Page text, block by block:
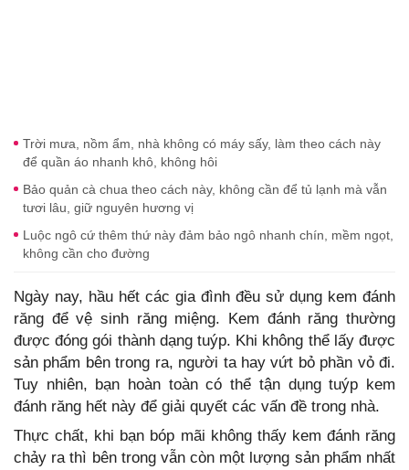
Trời mưa, nồm ẩm, nhà không có máy sấy, làm theo cách này
để quần áo nhanh khô, không hôi
Bảo quản cà chua theo cách này, không cần để tủ lạnh mà vẫn
tươi lâu, giữ nguyên hương vị
Luộc ngô cứ thêm thứ này đảm bảo ngô nhanh chín, mềm ngọt,
không cần cho đường
Ngày nay, hầu hết các gia đình đều sử dụng kem đánh
răng để vệ sinh răng miệng. Kem đánh răng thường
được đóng gói thành dạng tuýp. Khi không thể lấy được
sản phẩm bên trong ra, người ta hay vứt bỏ phần vỏ đi.
Tuy nhiên, bạn hoàn toàn có thể tận dụng tuýp kem
đánh răng hết này để giải quyết các vấn đề trong nhà.
Thực chất, khi bạn bóp mãi không thấy kem đánh răng
chảy ra thì bên trong vẫn còn một lượng sản phẩm nhất